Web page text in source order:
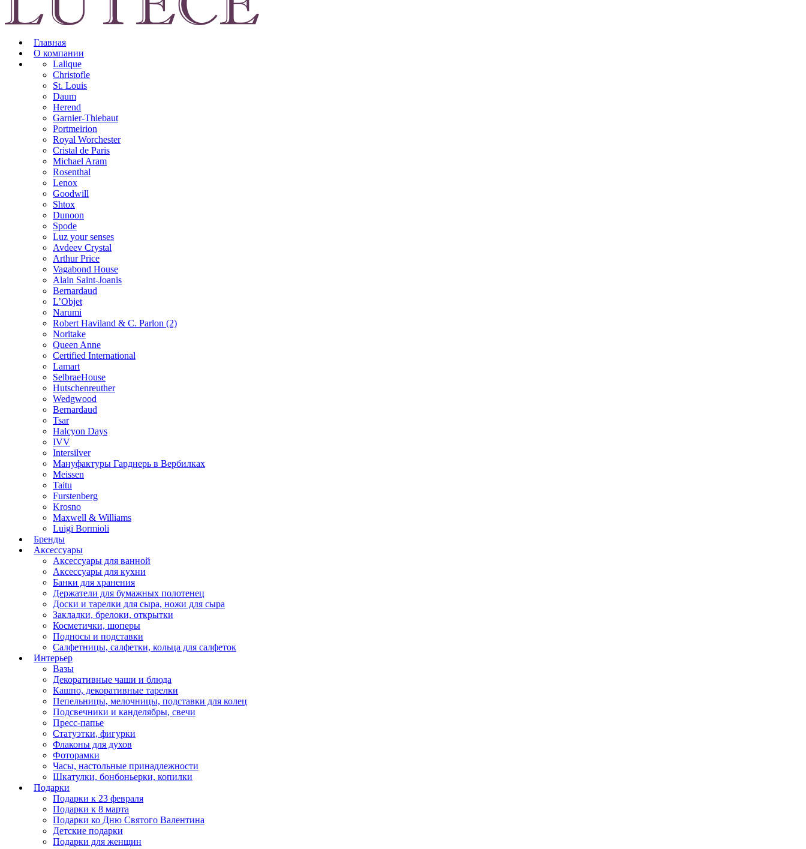
Главная
О компании
Lalique
Christofle
St. Louis
Daum
Herend
Garnier-Thiebaut
Portmeirion
Royal Worchester
Cristal de Paris
Michael Aram
Rosenthal
Lenox
Goodwill
Shtox
Dunoon
Spode
Luz your senses
Avdeev Crystal
Arthur Price
Vagabond House
Alain Saint-Joanis
Bernardaud
L’Objet
Narumi
Robert Haviland & C. Parlon (2)
Noritakе
Queen Anne
Certified International
Lamart
SelbraeHouse
Hutschenreuther
Wedgwood
Bernardaud
Tsar
Halcyon Days
IVV
Intersilver
Мануфактуры Гарднерь в Вербилках
Meissen
Taitu
Furstenberg
Krosno
Maxwell & Williams
Luigi Bormioli
Бренды
Аксессуары
Аксессуары для ванной
Аксессуары для кухни
Банки для хранения
Держатели для бумажных полотенец
Доски и тарелки для сыра, ножи для сыра
Закладки, брелоки, открытки
Косметички, шоперы
Подносы и подставки
Салфетницы, салфетки, кольца для салфеток
Интерьер
Вазы
Декоративные чаши и блюда
Кашпо, декоративные тарелки
Пепельницы, мелочницы, подставки для колец
Подсвечники и канделябры, свечи
Пресс-папье
Статуэтки, фигурки
Флаконы для духов
Фоторамки
Часы, настольные принадлежности
Шкатулки, бонбоньерки, копилки
Подарки
Подарки к 23 февраля
Подарки к 8 марта
Подарки ко Дню Святого Валентина
Детские подарки
Подарки для женщин